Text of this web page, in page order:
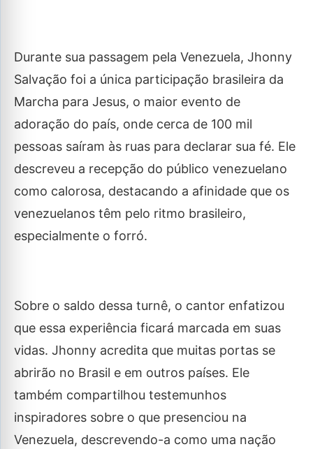
Durante sua passagem pela Venezuela, Jhonny
Salvação foi a única participação brasileira da
Marcha para Jesus, o maior evento de
adoração do país, onde cerca de 100 mil
pessoas saíram às ruas para declarar sua fé. Ele
descreveu a recepção do público venezuelano
como calorosa, destacando a afinidade que os
venezuelanos têm pelo ritmo brasileiro,
especialmente o forró.
Sobre o saldo dessa turnê, o cantor enfatizou
que essa experiência ficará marcada em suas
vidas. Jhonny acredita que muitas portas se
abrirão no Brasil e em outros países. Ele
também compartilhou testemunhos
inspiradores sobre o que presenciou na
Venezuela, descrevendo-a como uma nação